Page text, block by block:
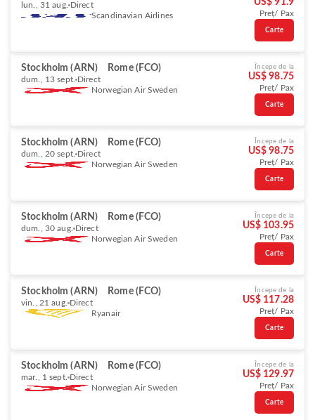
lun., 31 aug. Direct
Scandinavian Airlines
US$ 91.9
Preț/ Pax
Carte
Stockholm (ARN) Rome (FCO)
dum., 13 sept. Direct
Norwegian Air Sweden
Începe de la
US$ 98.75
Preț/ Pax
Carte
Stockholm (ARN) Rome (FCO)
dum., 20 sept. Direct
Norwegian Air Sweden
Începe de la
US$ 98.75
Preț/ Pax
Carte
Stockholm (ARN) Rome (FCO)
dum., 30 aug. Direct
Norwegian Air Sweden
Începe de la
US$ 103.95
Preț/ Pax
Carte
Stockholm (ARN) Rome (FCO)
vin., 21 aug. Direct
Ryanair
Începe de la
US$ 117.28
Preț/ Pax
Carte
Stockholm (ARN) Rome (FCO)
mar., 1 sept. Direct
Norwegian Air Sweden
Începe de la
US$ 129.97
Preț/ Pax
Carte